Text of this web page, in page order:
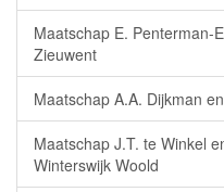
Maatschap E. Penterman-
Zieuwent
Maatschap A.A. Dijkman
Maatschap J.T. te Winkel
Winterswijk Woold